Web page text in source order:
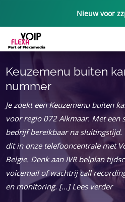
Nieuw voor
Keuzemenu buiten
nummer
Je zoekt een Keuzemenu buiten
voor regio 072 Alkmaar. Met
bedrijf bereikbaar na sluitingstijd.
dit in onze telefooncentrale met
Belgie. Denk aan IVR belplan
voicemail of wachtrij call
en monitoring. […] Lees verder